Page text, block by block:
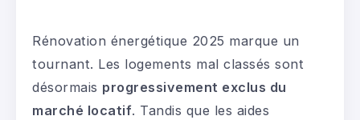
Rénovation énergétique 2025 marque un
tournant. Les logements mal classés sont
désormais progressivement exclus du
marché locatif. Tandis que les aides